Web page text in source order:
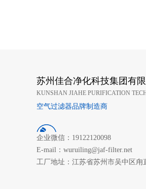
苏州佳合净化科技集团有限
KUNSHAN JIAHE PURIFICATION
空气过滤器品牌制造商
企业微信：19122120098
E-mail：wuruiling@jaf-filter.net
工厂地址：江苏省苏州市吴中区甪